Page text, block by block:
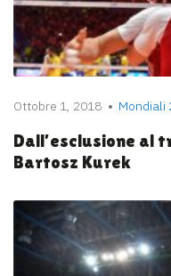
Ottobre 1, 2018 Mondiali
Dall’esclusione al
Bartosz Kurek